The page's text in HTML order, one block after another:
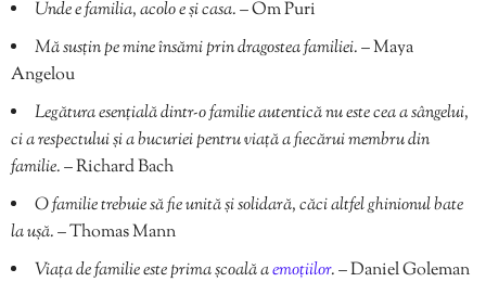
Unde e familia, acolo e și casa.– Om Puri
Mă susțin pe mine însămi prin dragostea familiei.– Maya
Angelou
Legătura esențială dintr-o familie autentică nu este cea a sângelui,
ci a respectului și a bucuriei pentru viață a fiecărui membru din
familie.– Richard Bach
O familie trebuie să fie unită și solidară, căci altfel ghinionul bate
la ușă.– Thomas Mann
Viața de familie este prima școală aemoțiilor.– Daniel Goleman